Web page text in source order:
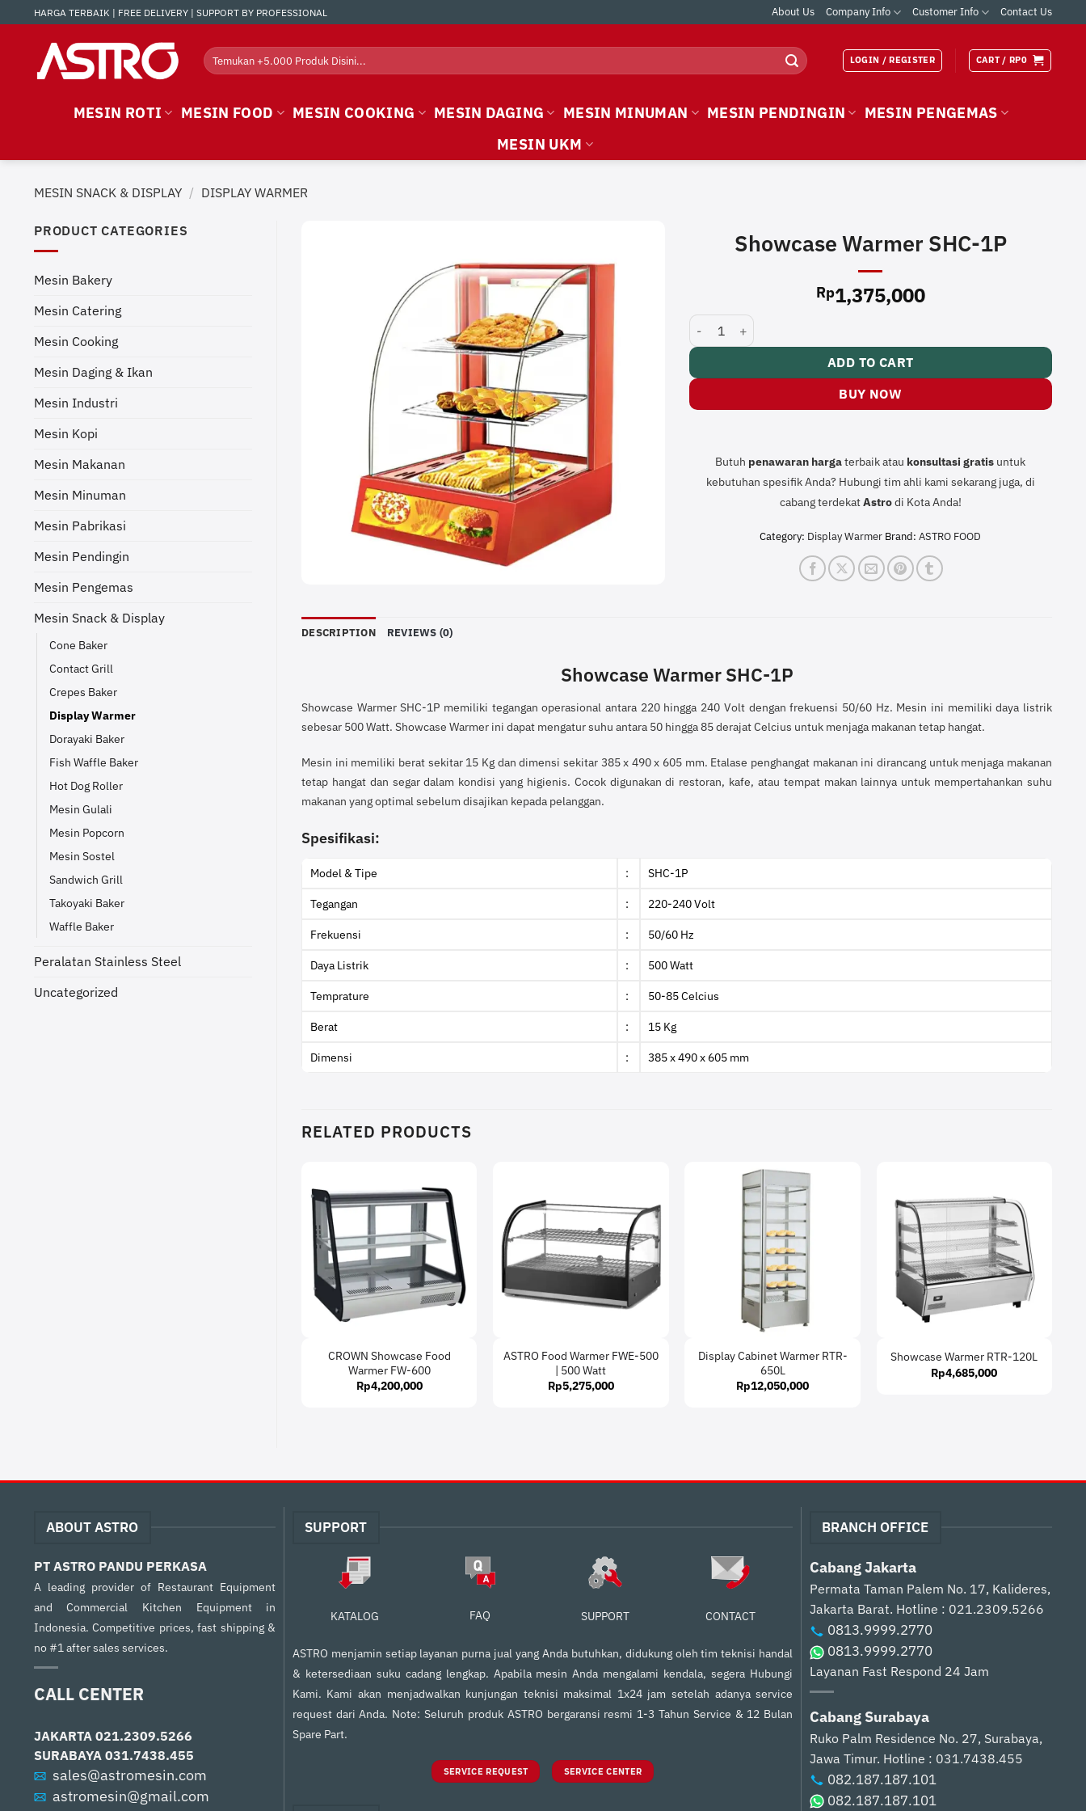
to
HARGA TERBAIK | FREE DELIVERY | SUPPORT BY PROFESSIONAL About Us Company Info Customer Info Contact Us
Search
for:
LOGIN / REGISTER CART / RP0
MESIN ROTI MESIN FOOD MESIN COOKING MESIN DAGING MESIN MINUMAN MESIN PENDINGIN
MESIN PENGEMAS
MESIN UKM
MESIN SNACK & DISPLAY / DISPLAY WARMER
PRODUCT CATEGORIES
Mesin Bakery
Mesin Catering
Mesin Cooking
Mesin Daging & Ikan
Mesin Industri
Mesin Kopi
Mesin Makanan
Mesin Minuman
Mesin Pabrikasi
Mesin Pendingin
Mesin Pengemas
Mesin Snack & Display
Cone Baker
Contact Grill
Crepes Baker
Display Warmer
Dorayaki Baker
Fish Waffle Baker
Hot Dog Roller
Mesin Gulali
Mesin Popcorn
Mesin Sostel
Sandwich Grill
Takoyaki Baker
Waffle Baker
Peralatan Stainless Steel
Uncategorized
Showcase Warmer SHC-1P
Rp1,375,000
Showcase Warmer SHC-1P quantity
ADD TO CART
BUY NOW
Butuh penawaran hargaterbaik atau konsultasigratis untuk
kebutuhan spesifik Anda? Hubungi tim ahli kami sekarang juga, di
cabang terdekatAstrodi Kota Anda!
Category: Display Warmer Brand:ASTRO FOOD
DESCRIPTION REVIEWS (0)
Showcase Warmer SHC-1P
Showcase Warmer SHC-1P memiliki tegangan operasional antara 220 hingga 240 Volt dengan frekuensi 50/60 Hz. Mesin ini memiliki daya listrik
sebesar 500 Watt. Showcase Warmer ini dapat mengatur suhu antara 50 hingga 85 derajat Celcius untuk menjaga makanan tetap hangat.
Mesin ini memiliki berat sekitar 15 Kg dan dimensi sekitar 385 x 490 x 605 mm. Etalase penghangat makanan ini dirancang untuk menjaga makanan
tetap hangat dan segar dalam kondisi yang higienis. Cocok digunakan di restoran, kafe, atau tempat makan lainnya untuk mempertahankan suhu
makanan yang optimal sebelum disajikan kepada pelanggan.
Spesifikasi:
Model & Tipe : SHC-1P
Tegangan : 220-240 Volt
Frekuensi : 50/60 Hz
Daya Listrik : 500 Watt
Temprature : 50-85 Celcius
Berat : 15 Kg
Dimensi : 385 x 490 x 605 mm
RELATED PRODUCTS
CROWN Showcase Food
Warmer FW-600
Rp4,200,000
ASTRO Food Warmer FWE-500
| 500 Watt
Rp5,275,000
Display Cabinet Warmer RTR-
650L
Rp12,050,000
Showcase Warmer RTR-120L
Rp4,685,000
ABOUT ASTRO
PT ASTRO PANDU PERKASA
A leading provider of Restaurant Equipment
and Commercial Kitchen Equipment in
Indonesia. Competitive prices, fast shipping &
no #1 after sales services.
CALL CENTER
JAKARTA 021.2309.5266
SURABAYA 031.7438.455
sales@astromesin.com
astromesin@gmail.com
SUPPORT
KATALOG FAQ SUPPORT CONTACT
ASTRO menjamin setiap layanan purna jual yang Anda butuhkan, didukung oleh tim teknisi handal
& ketersediaan suku cadang lengkap. Apabila mesin Anda mengalami kendala, segera Hubungi
Kami. Kami akan menjadwalkan kunjungan teknisi maksimal 1x24 jam setelah adanya service
request dari Anda. Note: Seluruh produk ASTRO bergaransi resmi 1-3 Tahun Service & 12 Bulan
Spare Part.
SERVICE REQUEST SERVICE CENTER
BRANCH OFFICE
Cabang Jakarta
Permata Taman Palem No. 17, Kalideres,
Jakarta Barat. Hotline : 021.2309.5266
0813.9999.2770
0813.9999.2770
Layanan Fast Respond 24 Jam
Cabang Surabaya
Ruko Palm Residence No. 27, Surabaya,
Jawa Timur. Hotline : 031.7438.455
082.187.187.101
082.187.187.101